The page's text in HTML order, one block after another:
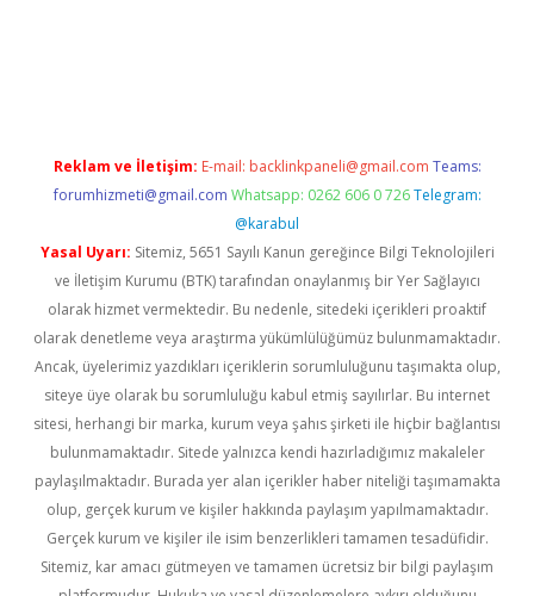
Reklam ve İletişim: E-mail: backlinkpaneli@gmail.com Teams:
forumhizmeti@gmail.com Whatsapp: 0262 606 0 726 Telegram:
@karabul
Yasal Uyarı: Sitemiz, 5651 Sayılı Kanun gereğince Bilgi Teknolojileri
ve İletişim Kurumu (BTK) tarafından onaylanmış bir Yer Sağlayıcı
olarak hizmet vermektedir. Bu nedenle, sitedeki içerikleri proaktif
olarak denetleme veya araştırma yükümlülüğümüz bulunmamaktadır.
Ancak, üyelerimiz yazdıkları içeriklerin sorumluluğunu taşımakta olup,
siteye üye olarak bu sorumluluğu kabul etmiş sayılırlar. Bu internet
sitesi, herhangi bir marka, kurum veya şahıs şirketi ile hiçbir bağlantısı
bulunmamaktadır. Sitede yalnızca kendi hazırladığımız makaleler
paylaşılmaktadır. Burada yer alan içerikler haber niteliği taşımamakta
olup, gerçek kurum ve kişiler hakkında paylaşım yapılmamaktadır.
Gerçek kurum ve kişiler ile isim benzerlikleri tamamen tesadüfidir.
Sitemiz, kar amacı gütmeyen ve tamamen ücretsiz bir bilgi paylaşım